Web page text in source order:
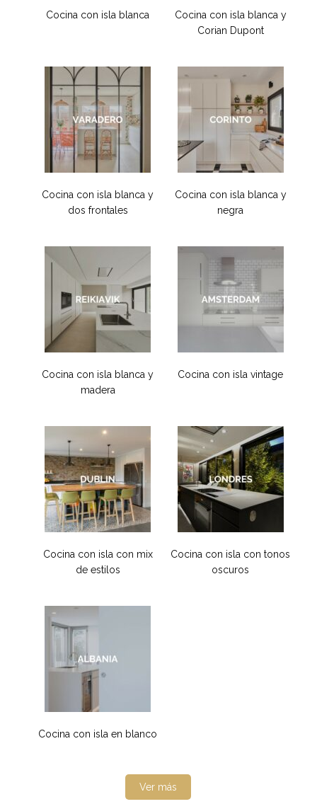
Cocina con isla blanca
Cocina con isla blanca y
Corian Dupont
Cocina con isla blanca y
dos frontales
Cocina con isla blanca y
negra
Cocina con isla blanca y
madera
Cocina con isla vintage
Cocina con isla con mix
de estilos
Cocina con isla con tonos
oscuros
Cocina con isla en blanco
Ver más